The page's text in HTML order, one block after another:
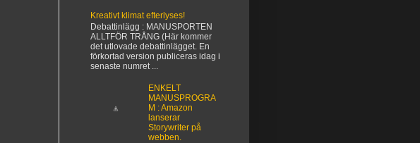
Kreativt klimat efterlyses!
Debattinlägg : MANUSPORTEN
ALLTFÖR TRÅNG (Här kommer
det utlovade debattinlägget. En
förkortad version publiceras idag i
senaste numret ...
ENKELT
MANUSPROGRA
M : Amazon
lanserar
Storywriter på
webben.